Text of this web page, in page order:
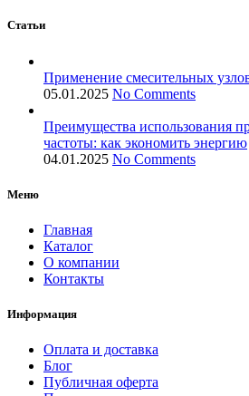
Статьи
Применение смесительных
05.01.2025 No Comments
Преимущества использования
частоты: как экономить энергию
04.01.2025 No Comments
Меню
Главная
Каталог
О компании
Контакты
Информация
Оплата и доставка
Блог
Публичная оферта